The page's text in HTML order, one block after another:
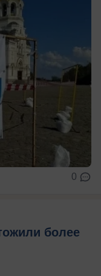
0
более